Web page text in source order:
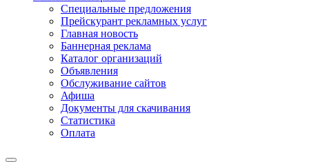
Специальные предложения
Прейскурант рекламных услуг
Главная новость
Баннерная реклама
Каталог организаций
Объявления
Обслуживание сайтов
Афиша
Документы для скачивания
Статистика
Оплата